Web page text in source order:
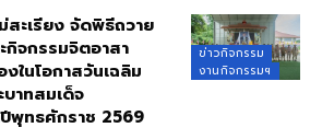
ข่าวกิจกรรม
งานกิจกรรมฯ
สะเรียง จัดพิธีถวาย
จกรรมจิตอาสา
ในโอกาสวันเฉลิม
าทสมเด็จ
ปีพุทธศักราช 2569